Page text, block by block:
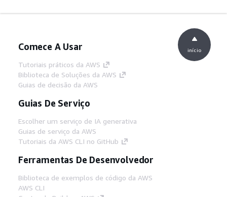
Comece A Usar
Tutoriais práticos da AWS
Biblioteca de Soluções da AWS
Guias de decisão da AWS
Guias De Serviço
Escolher um serviço de IA generativa
Guias de serviço da AWS
Tutoriais da AWS CLI no GitHub
Ferramentas De Desenvolvedor
Biblioteca de exemplos de código da AWS
AWS CLI
início